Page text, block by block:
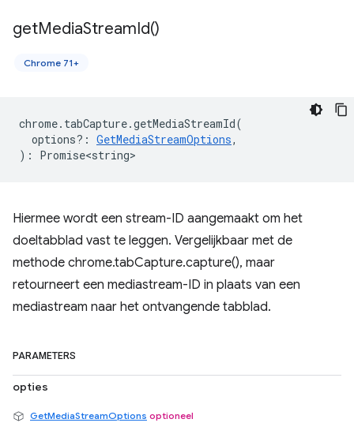
getMediaStreamId()
Chrome 71+
chrome. tabCapture.getMediaStreamId(
options? : GetMediaStreamOptions,
) : Promise<string>
Hiermee wordt een stream-ID aangemaakt om het
doeltabblad vast te leggen. Vergelijkbaar met de
methode chrome.tabCapture.capture(), maar
retourneert een mediastream-ID in plaats van een
mediastream naar het ontvangende tabblad.
PARAMETERS
opties
GetMediaStreamOptions optioneel